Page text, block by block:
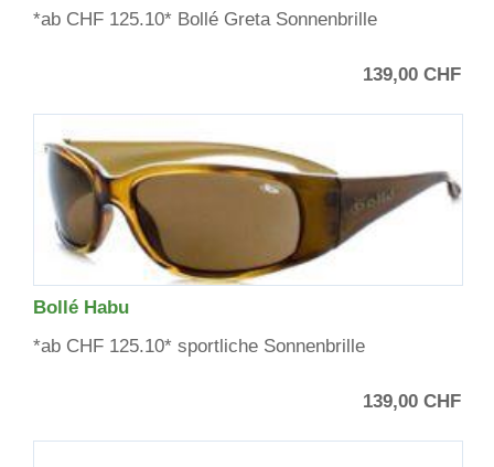
*ab CHF 125.10* Bollé Greta Sonnenbrille
139,00 CHF
Bollé Habu
*ab CHF 125.10* sportliche Sonnenbrille
139,00 CHF